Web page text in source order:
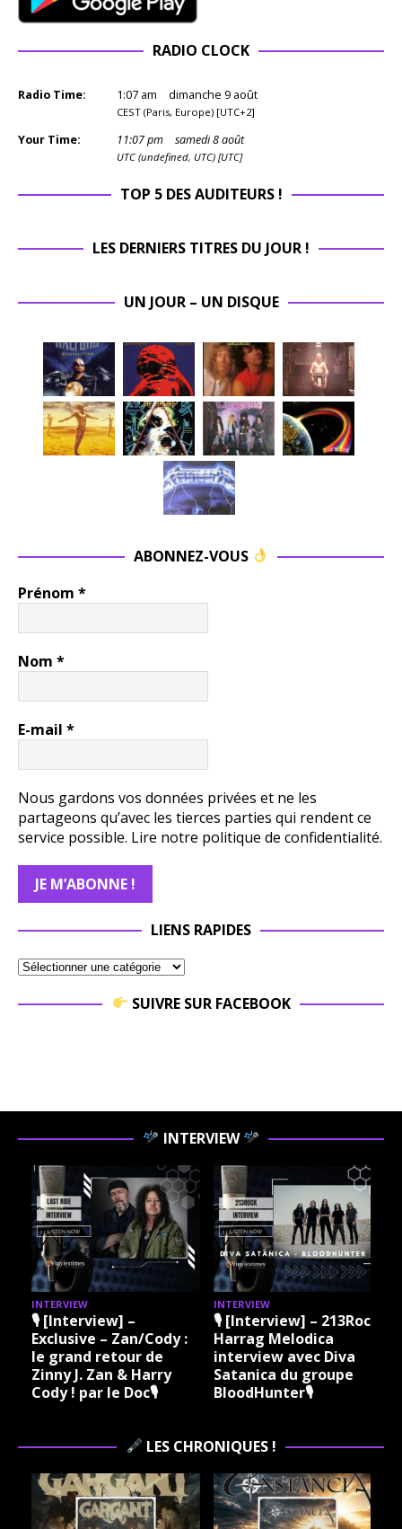
RADIO CLOCK
Radio Time: 1:07 am dimanche 9 août
CEST (Paris, Europe) [UTC+2]
Your Time: 11:07pm samedi 8 août
UTC (undefined, UTC) [UTC]
TOP 5 DES AUDITEURS !
LES DERNIERS TITRES DU JOUR !
UN JOUR – UN DISQUE
ABONNEZ-VOUS
Prénom *
Nom *
E-mail *
Nous gardons vos données privées et ne les
partageons qu’avec les tierces parties qui rendent ce
service possible. Lire notre politique de confidentialité.
LIENS RAPIDES
SUIVRE SUR FACEBOOK
INTERVIEW
INTERVIEW
🎙 [Interview] –
Exclusive – Zan/Cody :
le grand retour de
Zinny J. Zan & Harry
Cody ! par le Doc🎙
INTERVIEW
🎙 [Interview] – 213Rock
Harrag Melodica
interview avec Diva
Satanica du groupe
BloodHunter🎙
LES CHRONIQUES !